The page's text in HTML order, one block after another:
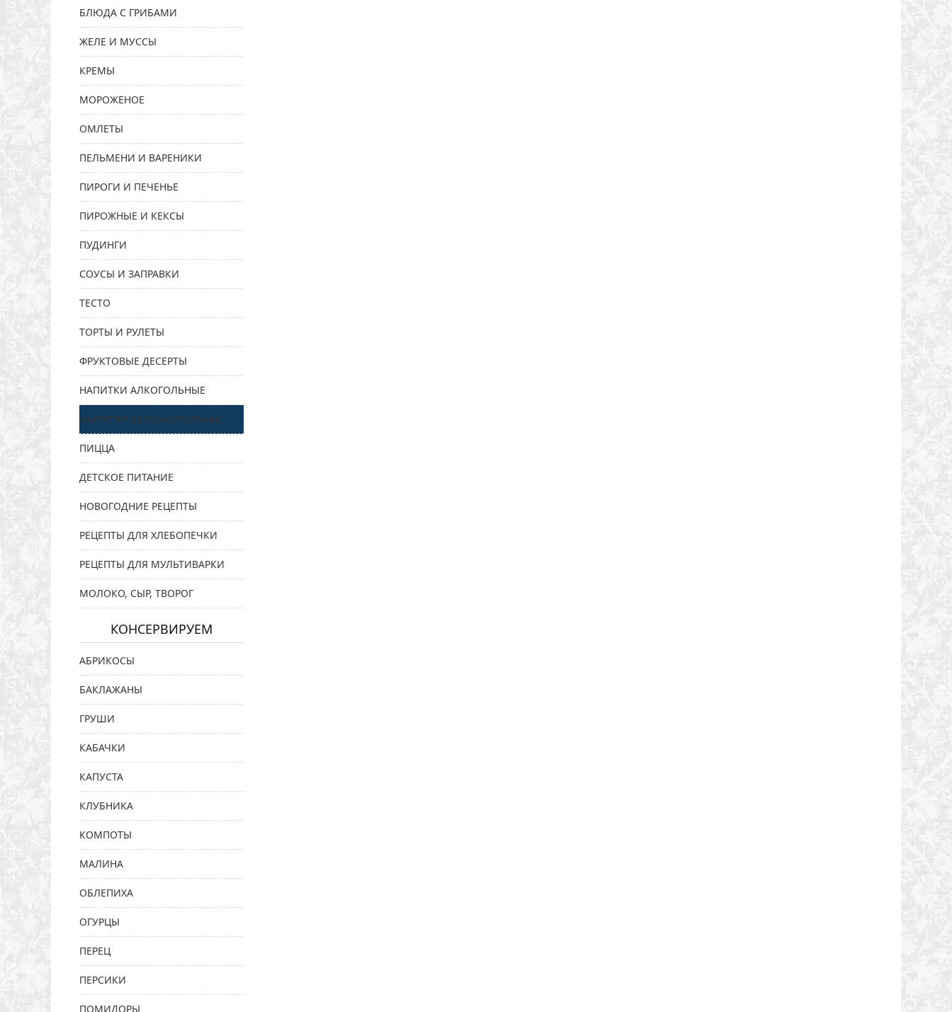
БЛЮДА С ГРИБАМИ
ЖЕЛЕ И МУССЫ
КРЕМЫ
МОРОЖЕНОЕ
ОМЛЕТЫ
ПЕЛЬМЕНИ И ВАРЕНИКИ
ПИРОГИ И ПЕЧЕНЬЕ
ПИРОЖНЫЕ И КЕКСЫ
ПУДИНГИ
СОУСЫ И ЗАПРАВКИ
ТЕСТО
ТОРТЫ И РУЛЕТЫ
ФРУКТОВЫЕ ДЕСЕРТЫ
НАПИТКИ АЛКОГОЛЬНЫЕ
НАПИТКИ БЕЗАЛКОГОЛЬНЫЕ
ПИЦЦА
ДЕТСКОЕ ПИТАНИЕ
НОВОГОДНИЕ РЕЦЕПТЫ
РЕЦЕПТЫ ДЛЯ ХЛЕБОПЕЧКИ
РЕЦЕПТЫ ДЛЯ МУЛЬТИВАРКИ
МОЛОКО, СЫР, ТВОРОГ
КОНСЕРВИРУЕМ
АБРИКОСЫ
БАКЛАЖАНЫ
ГРУШИ
КАБАЧКИ
КАПУСТА
КЛУБНИКА
КОМПОТЫ
МАЛИНА
ОБЛЕПИХА
ОГУРЦЫ
ПЕРЕЦ
ПЕРСИКИ
ПОМИДОРЫ